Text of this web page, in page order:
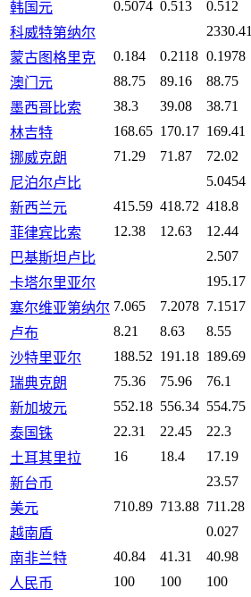
韩国元 0.5074 0.513
0.512
科威特第纳尔
2330.41
蒙古图格里克
0.184 0.2118 0.1978
澳门元
88.75 89.16
88.75
墨西哥比索
38.3 39.08
38.71
林吉特
168.65 170.17 169.41
挪威克朗
71.29 71.87
72.02
尼泊尔卢比
5.0454
新西兰元
415.59 418.72 418.8
菲律宾比索
12.38 12.63
12.44
巴基斯坦卢比
2.507
卡塔尔里亚尔
195.17
塞尔维亚第纳尔 7.065 7.2078 7.1517
卢布
8.21 8.63
8.55
沙特里亚尔
188.52 191.18 189.69
瑞典克朗
75.36 75.96
76.1
新加坡元
552.18 556.34 554.75
泰国铢
22.31 22.45
22.3
土耳其里拉
16 18.4
17.19
新台币
23.57
美元
710.89 713.88 711.28
越南盾
0.027
南非兰特
40.84 41.31
40.98
人民币
100 100 100